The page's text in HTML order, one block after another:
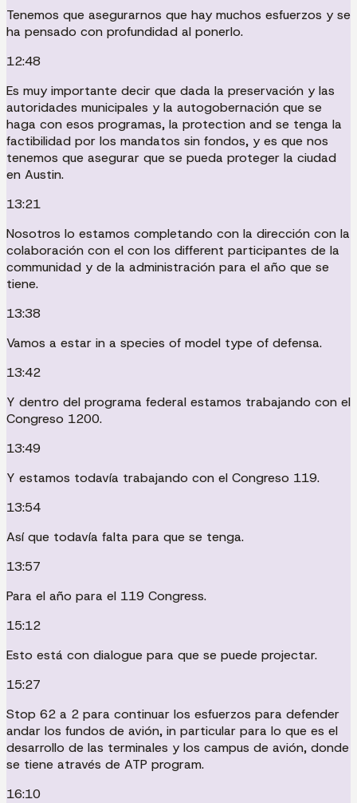
Tenemos que asegurarnos que hay muchos esfuerzos y se
ha pensado con profundidad al ponerlo.
12:48
Es muy importante decir que dada la preservación y las
autoridades municipales y la autogobernación que se
haga con esos programas, la protection and se tenga la
factibilidad por los mandatos sin fondos, y es que nos
tenemos que asegurar que se pueda proteger la ciudad
en Austin.
13:21
Nosotros lo estamos completando con la dirección con la
colaboración con el con los different participantes de la
communidad y de la administración para el año que se
tiene.
13:38
Vamos a estar in a species of model type of defensa.
13:42
Y dentro del programa federal estamos trabajando con el
Congreso 1200.
13:49
Y estamos todavía trabajando con el Congreso 119.
13:54
Así que todavía falta para que se tenga.
13:57
Para el año para el 119 Congress.
15:12
Esto está con dialogue para que se puede projectar.
15:27
Stop 62 a 2 para continuar los esfuerzos para defender
andar los fundos de avión, in particular para lo que es el
desarrollo de las terminales y los campus de avión, donde
se tiene através de ATP program.
16:10